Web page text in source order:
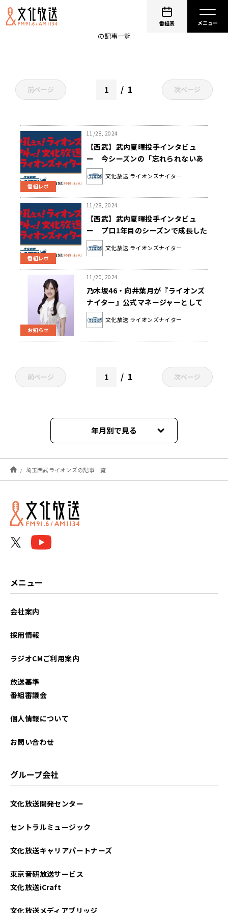
番組表
埼玉西武ライオンズ
の記事一覧
前ページ 1 次ページ
番組レポ
11/28, 2024
【西武】武内夏暉投手インタビュ
ー 今シーズンの「忘れられないあ
の1球あのプレー」を訊いた
文化放送 ライオンズナイター
番組レポ
11/28, 2024
【西武】武内夏暉投手インタビュ
ー プロ1年目のシーズンで成長した
部分とは？
文化放送 ライオンズナイター
お知らせ
11/20, 2024
乃木坂46・向井葉月が『ライオンズ
ナイター』公式マネージャーとして
ラスト出演！ 『辻発彦・斉藤一美・
向井葉月 秋の語れ！ライオンズス
文化放送 ライオンズナイター
前ページ 1 次ページ
年月別で見る
2026年08月
2026年07月
2026年06月
2025年09月
2025年06月
2025年01月
埼玉西武ライオンズの記事一覧
メニュー
会社案内
採用情報
ラジオCMご利用案内
放送基準
番組審議会
個人情報について
お問い合わせ
グループ会社
文化放送開発センター
セントラルミュージック
文化放送キャリアパートナーズ
東京音研放送サービス
文化放送iCraft
文化放送メディアブリッジ